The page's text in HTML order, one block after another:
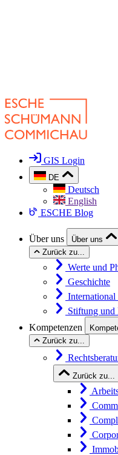
GIS Login
DE
Deutsch
English
ESCHE Blog
Über uns
Über uns
Zurück zu...
Werte und
Geschichte
Stiftung und
Kompetenzen
Zurück zu...
Zurück zu...